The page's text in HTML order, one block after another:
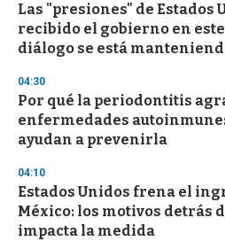
Las "presiones" de Estados
recibido el gobierno en
diálogo se está
04:30
Por qué la periodontitis
enfermedades
ayudan a prevenirla
04:10
Estados Unidos frena el
México: los motivos detrás
impacta la medida